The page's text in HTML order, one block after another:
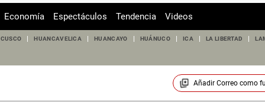
Economía Espectáculos Tendencia Videos
CUSCO HUANCAVELICA HUANCAYO HUÁNUCO ICA LA LIBERTAD
Añadir Correocomo